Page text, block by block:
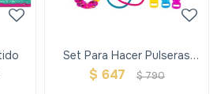
Set Para Hacer Pulseras
Con Hilo
$ 647 $790